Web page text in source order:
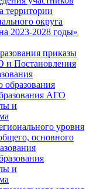
территории
округа
2023-2028 годы»
приказы
и Постановления
образования
АГО
и
уровня
основного
и